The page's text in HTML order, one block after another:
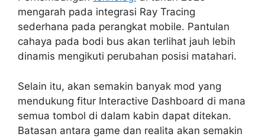
mengarah pada integrasi Ray Tracing
sederhana pada perangkat mobile. Pantulan
cahaya pada bodi bus akan terlihat jauh lebih
dinamis mengikuti perubahan posisi matahari.
Selain itu, akan semakin banyak mod yang
mendukung fitur Interactive Dashboard di mana
semua tombol di dalam kabin dapat ditekan.
Batasan antara game dan realita akan semakin